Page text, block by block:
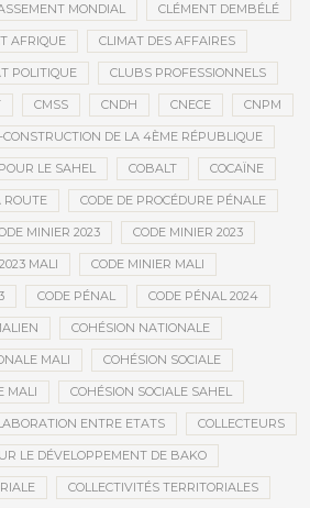
MONDIAL CLÉMENT DEMBÉLÉ
AFRIQUE CLIMAT DES AFFAIRES
POLITIQUE CLUBS PROFESSIONNELS
CMSS CNDH CNECE CNPM
CONSTRUCTION DE LA 4ÈME RÉPUBLIQUE
LE SAHEL COBALT COCAÏNE
ROUTE CODE DE PROCÉDURE PÉNALE
MINIER 2023 CODE MINIER 2023
MALI CODE MINIER MALI
CODE PÉNAL CODE PÉNAL 2024
COHÉSION NATIONALE
MALI COHÉSION SOCIALE
MALI COHÉSION SOCIALE SAHEL
ENTRE ETATS COLLECTEURS
LE DÉVELOPPEMENT DE BAKO
COLLECTIVITÉS TERRITORIALES